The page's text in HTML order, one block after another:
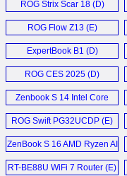
ROG Strix Scar 18 (D)
ROG Flow Z13 (E)
ExpertBook B1 (D)
ROG CES 2025 (D)
Zenbook S 14 Intel Core
Ultra 7 258V Laptop (E)
ROG Swift PG32UCDP (E)
ZenBook S 16 AMD Ryzen AI
9 HX 370 Laptop (E)
RT-BE88U WiFi 7 Router (E)